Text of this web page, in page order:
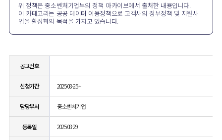
위 정책은 중소벤처기업부의 정책 아카이브에서 출처한 내용입니다.
이 카테고리는 공공 데이터 이용정책으로 고객사의 정부정책 및 지원사
업을 활성화의 목적을 가지고 있습니다.
공고번호
신청기간 2025-08-25 ~
담당부서 중소벤처기업
등록일 2025-08-29